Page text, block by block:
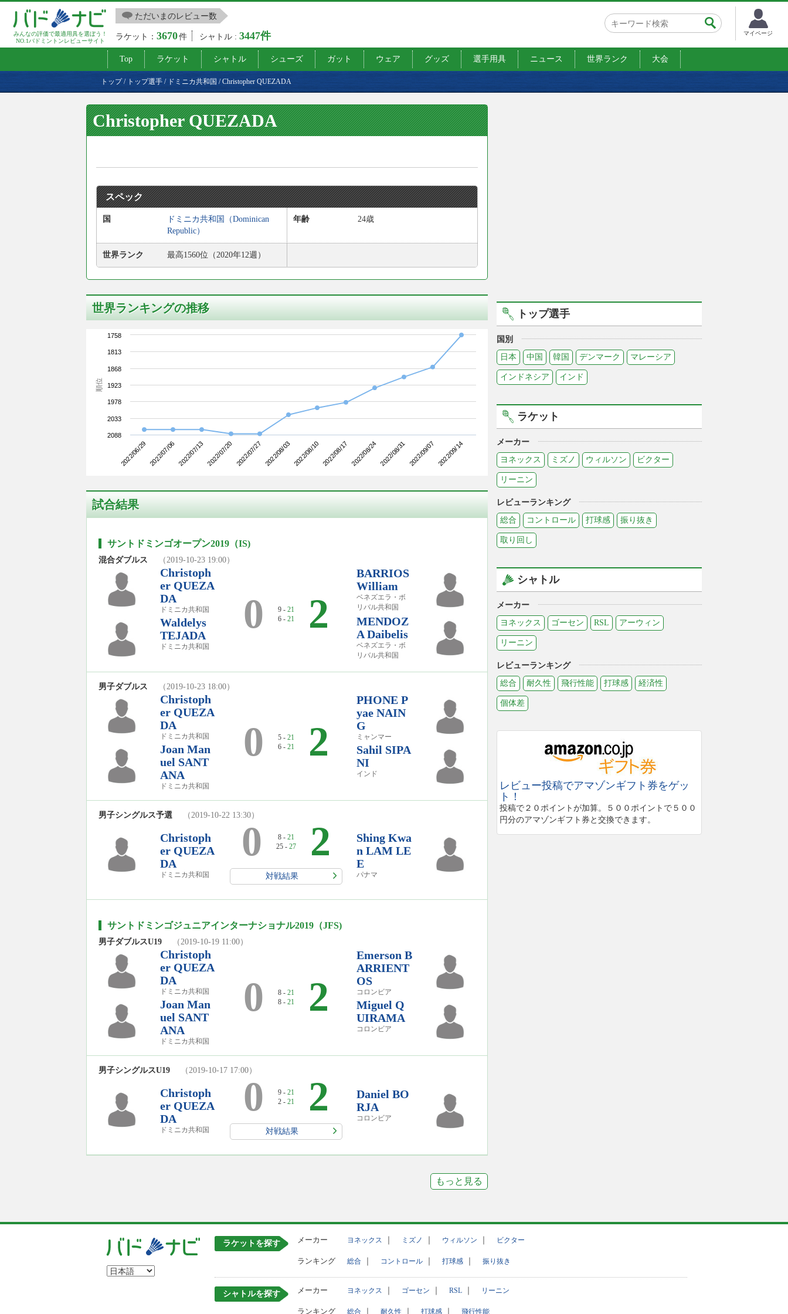
みんなの評価で最適用具を選ぼう！
NO.1バドミントンレビューサイト
ただいまのレビュー数
ラケット：3670件 シャトル :3447件 マイページ
Top ラケット シャトル シューズ ガット ウェア グッズ 選手用具 ニュース 世界ランク 大会
トップ/ トップ選手 / ドミニカ共和国 /Christopher QUEZADA
Christopher QUEZADA
スペック
国
ドミニカ共和国（Dominican
Republic）
年齢 24歳
世界ランク 最高1560位（2020年12週）
世界ランキングの推移
順位
2022/06/29 2022/07/06 2022/07/13 2022/07/20 2022/07/27 2022/08/03 2022/08/10 2022/08/17 2022/08/24 2022/08/31 2022/09/07 2022/09/14
1758
1813
1868
1923
1978
2033
2088
試合結果
サントドミンゴオープン2019（IS)
混合ダブルス （2019-10-23 19:00）
Christoph
er QUEZA
DA
ドミニカ共和国
Waldelys
TEJADA
ドミニカ共和国
0 9 - 21
6 - 21 2
BARRIOS
William
ベネズエラ・ボ
リバル共和国
MENDOZ
A Daibelis
ベネズエラ・ボ
リバル共和国
男子ダブルス （2019-10-23 18:00）
Christoph
er QUEZA
DA
ドミニカ共和国
Joan Man
uel SANT
ANA
ドミニカ共和国
0 5 - 21
6 - 21 2
PHONE P
yae NAIN
G
ミャンマー
Sahil SIPA
NI
インド
男子シングルス予選 （2019-10-22 13:30）
Christoph
er QUEZA
DA
ドミニカ共和国
0 8 - 21
25 - 27 2
対戦結果
Shing Kwa
n LAM LE
E
パナマ
サントドミンゴジュニアインターナショナル2019（JFS)
男子ダブルスU19 （2019-10-19 11:00）
Christoph
er QUEZA
DA
ドミニカ共和国
Joan Man
uel SANT
ANA
ドミニカ共和国
0 8 - 21
8 - 21 2
Emerson B
ARRIENT
OS
コロンビア
Miguel Q
UIRAMA
コロンビア
男子シングルスU19 （2019-10-17 17:00）
Christoph
er QUEZA
DA
ドミニカ共和国
0 9 - 21
2 - 21 2
対戦結果
Daniel BO
RJA
コロンビア
もっと見る
トップ選手
国別
日本
中国 韓国 デンマーク マレーシア
インドネシア インド
ラケット
メーカー
ヨネックス
ミズノ ウィルソン ビクター
リーニン
レビューランキング
総合
コントロール 打球感 振り抜き
取り回し
シャトル
メーカー
ヨネックス
ゴーセン RSL アーウィン
リーニン
レビューランキング
総合
耐久性 飛行性能 打球感 経済性
個体差
レビュー投稿でアマゾンギフト券をゲッ
ト！
投稿で２０ポイントが加算。５００ポイントで５００
円分のアマゾンギフト券と交換できます。
ラケットを探す メーカー ヨネックス ｜ ミズノ ｜ ウィルソン ｜ ビクター
ランキング 総合 ｜ コントロール ｜ 打球感 ｜ 振り抜き
シャトルを探す メーカー ヨネックス ｜ ゴーセン ｜ RSL ｜ リーニン
ランキング 総合 ｜ 耐久性 ｜ 打球感 ｜ 飛行性能